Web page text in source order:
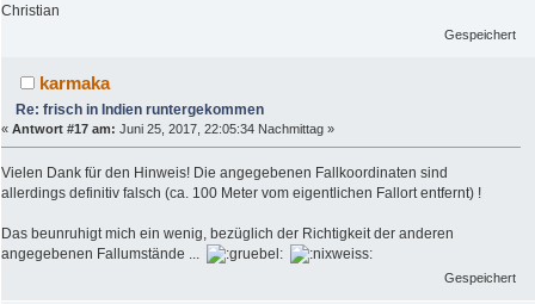
Christian
Gespeichert
karmaka
Re: frisch in Indien runtergekommen
« Antwort #17 am: Juni 25, 2017, 22:05:34 Nachmittag »
Vielen Dank für den Hinweis! Die angegebenen Fallkoordinaten sind
allerdings definitiv falsch (ca. 100 Meter vom eigentlichen Fallort entfernt) !
Das beunruhigt mich ein wenig, bezüglich der Richtigkeit der anderen
angegebenen Fallumstände ...
Gespeichert